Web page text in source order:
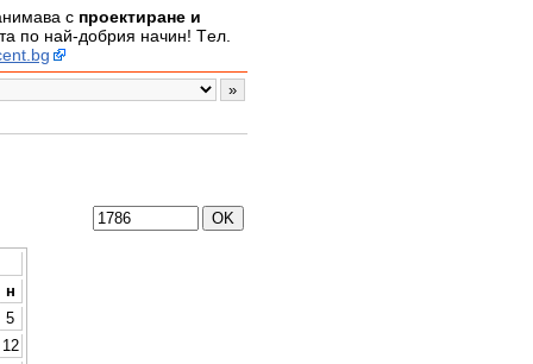
с проектиране и
по най-добрия начин! Tел.
н
5
12